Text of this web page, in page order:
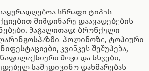
სწრაფი ტიპის
მიმდინარე დაავადებების
მაგალითად: ბრონქული
პოლინოზი, ტოპიური
კვინკეს შეშუპება,
შოკი და სხვები,
სამედიცინო დახმარებას